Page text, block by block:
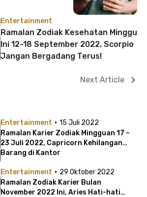
Entertainment
Ramalan Zodiak Kesehatan Minggu
Ini 12-18 September 2022, Scorpio
Jangan Bergadang Terus!
Next Article
Entertainment · 15 Juli 2022
Ramalan Karier Zodiak Mingguan 17 –
23 Juli 2022, Capricorn Kehilangan
Barang di Kantor
Entertainment · 29 Oktober 2022
Ramalan Zodiak Karier Bulan
November 2022 Ini, Aries Hati-hati